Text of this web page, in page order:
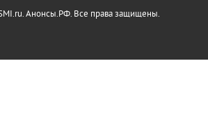
Анонсы.РФ. Все права защищены.